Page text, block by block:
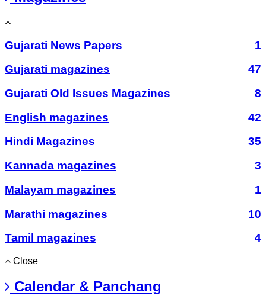
Gujarati News Papers
1
Gujarati magazines
47
Gujarati Old Issues Magazines
8
English magazines
42
Hindi Magazines
35
Kannada magazines
3
Malayam magazines
1
Marathi magazines
10
Tamil magazines
4
Close
Calendar & Panchang